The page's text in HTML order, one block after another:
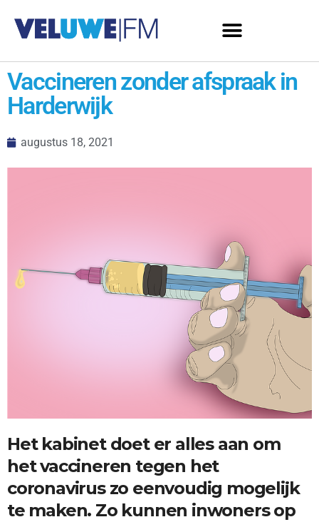
Vaccineren zonder afspraak in
Harderwijk
augustus 18, 2021
Het kabinet doet er alles aan om
het vaccineren tegen het
coronavirus zo eenvoudig mogelijk
te maken. Zo kunnen inwoners op ​